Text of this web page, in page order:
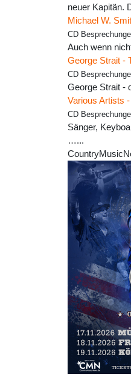
neuer Kapitän.
Michael W.
CD
Auch wenn
George Strait -
CD
George Strait -
Various Artists
CD
Sänger,
…...